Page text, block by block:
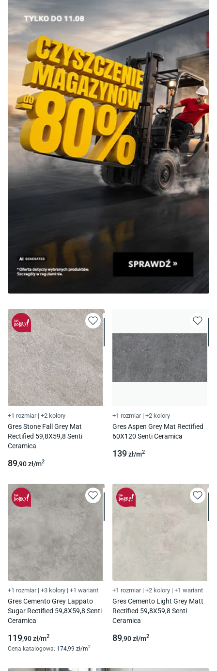
+1 rozmiar | +2 kolory
Gres Stone Fall Grey Mat
Rectified 59,8X59,8 Senti
Ceramica
89,90zł/m2
+1 rozmiar | +2 kolory
Gres Aspen Grey Mat Rectified
60X120 Senti Ceramica
139zł/m2
+1 rozmiar | +3 kolory | +1 wariant
Gres Cemento Grey Lappato
Sugar Rectified 59,8X59,8 Senti
Ceramica
119,90zł/m2
Cena katalogowa: 174,99 zł/m2
+1 rozmiar | +2 kolory | +1 wariant
Gres Cemento Light Grey Matt
Rectified 59,8X59,8 Senti
Ceramica
89,90zł/m2